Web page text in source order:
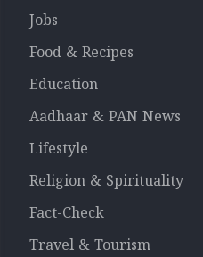
Jobs
Food & Recipes
Education
Aadhaar & PAN News
Lifestyle
Religion & Spirituality
Fact-Check
Travel & Tourism